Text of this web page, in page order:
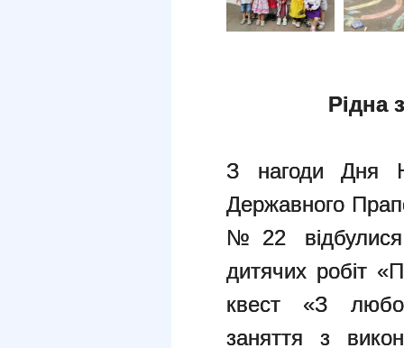
Рідна
З нагоди Дня
Державного
№22 відбулися
дитячих робіт
квест «З
заняття з